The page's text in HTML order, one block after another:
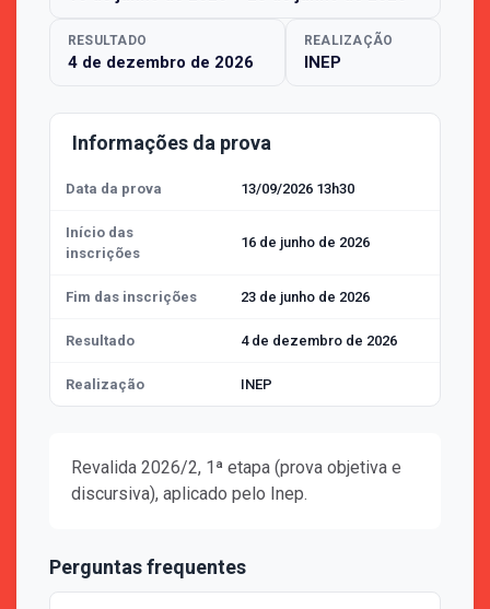
RESULTADO
4 de dezembro de 2026
REALIZAÇÃO
INEP
Informações da prova
Data da prova 13/09/2026 13h30
Início das
inscrições
16 de junho de 2026
Fim das inscrições 23 de junho de 2026
Resultado 4 de dezembro de 2026
Realização INEP
Revalida 2026/2, 1ª etapa (prova objetiva e
discursiva), aplicado pelo Inep.
Perguntas frequentes